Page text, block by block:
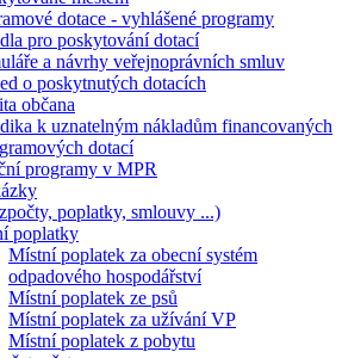
dotace - vyhlášené programy
pro poskytování dotací
a návrhy veřejnoprávních smluv
o poskytnutých dotacích
občana
k uznatelným nákladům financovaných
dotací
programy v MPR
poplatky, smlouvy ...)
poplatky
Místní poplatek za obecní systém
odpadového hospodářství
Místní poplatek ze psů
Místní poplatek za užívání VP
Místní poplatek z pobytu